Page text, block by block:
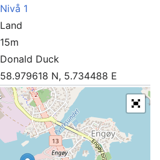
Nivå 1
Land
15m
Donald Duck
58.979618 N, 5.734488 E